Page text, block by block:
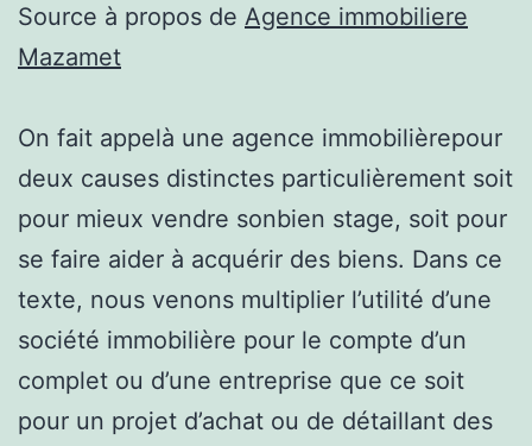
Source à propos de Agence immobiliere
Mazamet
On fait appelà une agence immobilièrepour
deux causes distinctes particulièrement soit
pour mieux vendre sonbien stage, soit pour
se faire aider à acquérir des biens. Dans ce
texte, nous venons multiplier l’utilité d’une
société immobilière pour le compte d’un
complet ou d’une entreprise que ce soit
pour un projet d’achat ou de détaillant des